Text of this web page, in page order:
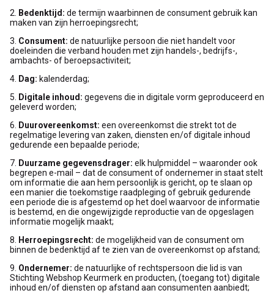
2.
Bedenktijd: de termijn waarbinnen de consument gebruik kan
maken van zijn herroepingsrecht;
3. Consument: de natuurlijke persoon die niet handelt voor
doeleinden die verband houden met zijn handels-, bedrijfs-,
ambachts- of beroepsactiviteit;
4. Dag: kalenderdag;
5.
Digitale inhoud: gegevens die in digitale vorm geproduceerd en
geleverd worden;
6.
Duurovereenkomst: een overeenkomst die strekt tot de
regelmatige levering van zaken, diensten en/of digitale inhoud
gedurende een bepaalde periode;
7. Duurzame gegevensdrager: elk hulpmiddel – waaronder ook
begrepen e-mail – dat de consument of ondernemer in staat stelt
om informatie die aan hem persoonlijk is gericht, op te slaan op
een manier die toekomstige raadpleging of gebruik gedurende
een periode die is afgestemd op het doel waarvoor de informatie
is bestemd, en die ongewijzigde reproductie van de opgeslagen
informatie mogelijk maakt;
8.
Herroepingsrecht: de mogelijkheid van de consument om
binnen de bedenktijd af te zien van de overeenkomst op afstand;
9. Ondernemer: de natuurlijke of rechtspersoon die lid is van
Stichting Webshop Keurmerk en producten, (toegang tot) digitale
inhoud en/of diensten op afstand aan consumenten aanbiedt;